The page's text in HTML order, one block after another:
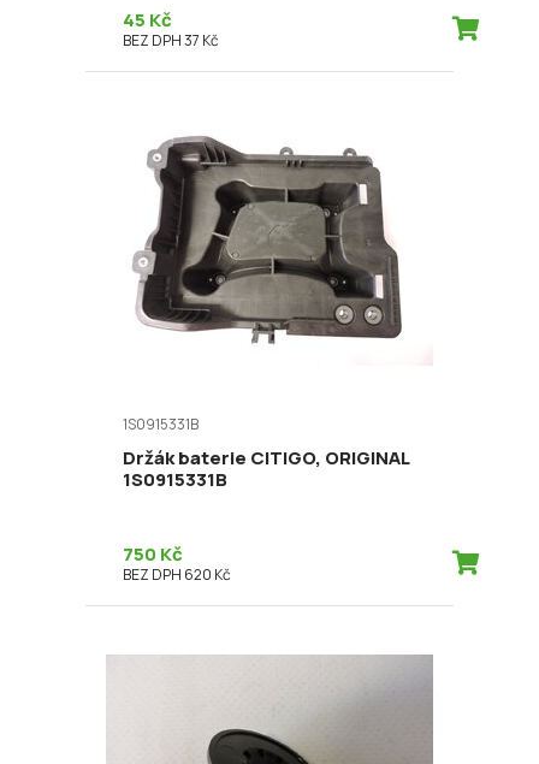
45 Kč
BEZ DPH 37 Kč
1S0915331B
Držák baterie CITIGO, ORIGINAL
1S0915331B
750 Kč
BEZ DPH 620 Kč